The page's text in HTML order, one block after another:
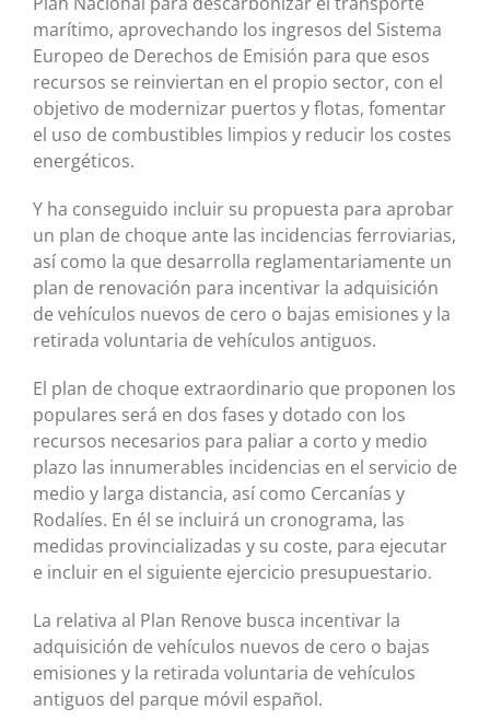
marítimo, aprovechando los ingresos del Sistema
Europeo de Derechos de Emisión para que esos
recursos se reinviertan en el propio sector, con el
objetivo de modernizar puertos y flotas, fomentar
el uso de combustibles limpios y reducir los costes
energéticos.
Y ha conseguido incluir su propuesta para aprobar
un plan de choque ante las incidencias ferroviarias,
así como la que desarrolla reglamentariamente un
plan de renovación para incentivar la adquisición
de vehículos nuevos de cero o bajas emisiones y la
retirada voluntaria de vehículos antiguos.
El plan de choque extraordinario que proponen los
populares será en dos fases y dotado con los
recursos necesarios para paliar a corto y medio
plazo las innumerables incidencias en el servicio de
medio y larga distancia, así como Cercanías y
Rodalíes. En él se incluirá un cronograma, las
medidas provincializadas y su coste, para ejecutar
e incluir en el siguiente ejercicio presupuestario.
La relativa al Plan Renove busca incentivar la
adquisición de vehículos nuevos de cero o bajas
emisiones y la retirada voluntaria de vehículos
antiguos del parque móvil español.